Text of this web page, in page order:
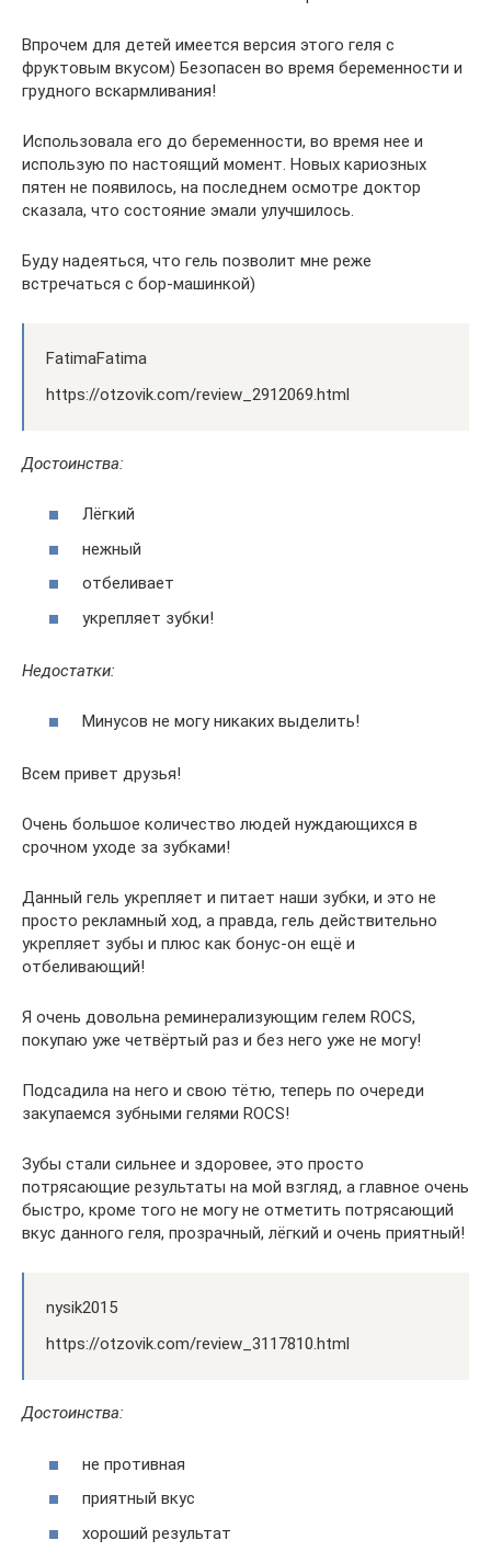
Впрочем для детей имеется версия этого геля с
фруктовым вкусом) Безопасен во время беременности и
грудного вскармливания!
Использовала его до беременности, во время нее и
использую по настоящий момент. Новых кариозных
пятен не появилось, на последнем осмотре доктор
сказала, что состояние эмали улучшилось.
Буду надеяться, что гель позволит мне реже
встречаться с бор-машинкой)
FatimaFatima
https://otzovik.com/review_2912069.html
Достоинства:
Лёгкий
нежный
отбеливает
укрепляет зубки!
Недостатки:
Минусов не могу никаких выделить!
Всем привет друзья!
Очень большое количество людей нуждающихся в
срочном уходе за зубками!
Данный гель укрепляет и питает наши зубки, и это не
просто рекламный ход, а правда, гель действительно
укрепляет зубы и плюс как бонус-он ещё и
отбеливающий!
Я очень довольна реминерализующим гелем ROCS,
покупаю уже четвёртый раз и без него уже не могу!
Подсадила на него и свою тётю, теперь по очереди
закупаемся зубными гелями ROCS!
Зубы стали сильнее и здоровее, это просто
потрясающие результаты на мой взгляд, а главное очень
быстро, кроме того не могу не отметить потрясающий
вкус данного геля, прозрачный, лёгкий и очень приятный!
nysik2015
https://otzovik.com/review_3117810.html
Достоинства:
не противная
приятный вкус
хороший результат